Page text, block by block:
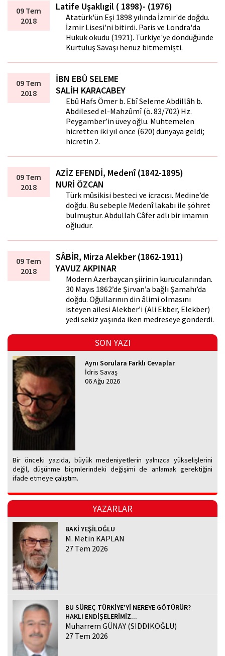
09 Tem
2018
Latife Uşaklıgil ( 1898)- (1976)
Atatürk'ün Eşi 1898 yılında İzmir'de doğdu.
İzmir Lisesi'ni bitirdi. Paris ve Londra'da
Hukuk okudu (1921). Türkiye'ye döndüğünde
Kurtuluş Savaşı henüz bitmemişti.
09 Tem
2018
İBN EBÛ SELEME
SALİH KARACABEY
Ebû Hafs Ömer b. Ebî Seleme Abdillâh b.
Abdilesed el-Mahzûmî (ö. 83/702) Hz.
Peygamber’in üvey oğlu. Muhtemelen
hicretten iki yıl önce (620) dünyaya geldi;
hicretin 2.
09 Tem
2018
AZİZ EFENDİ, Medenî (1842-1895)
NURİ ÖZCAN
Türk mûsikisi besteci ve icracısı. Medine’de
doğdu. Bu sebeple Medenî lakabı ile şöhret
bulmuştur. Abdullah Câfer adlı bir imamın
oğludur.
09 Tem
2018
SÂBİR, Mirza Alekber (1862-1911)
YAVUZ AKPINAR
Modern Azerbaycan şiirinin kurucularından.
30 Mayıs 1862’de Şirvan’a bağlı Şamahı’da
doğdu. Oğullarının din âlimi olmasını
isteyen ailesi Alekber’i (Ali Ekber, Elekber)
yedi sekiz yaşında iken medreseye gönderdi.
SON YAZI
Aynı Sorulara Farklı Cevaplar
İdris Savaş
06 Ağu 2026
Bir önceki yazıda, büyük medeniyetlerin yalnızca yükselişlerini
değil, düşünme biçimlerindeki değişimi de anlamak gerektiğini
ifade etmeye çalıştım.
YAZARLAR
BAKİ YEŞİLOĞLU
M. Metin KAPLAN
27 Tem 2026
BU SÜREÇ TÜRKİYE’Yİ NEREYE GÖTÜRÜR?
HAKLI ENDİŞELERİMİZ...
Muharrem GÜNAY (SIDDIKOĞLU)
27 Tem 2026